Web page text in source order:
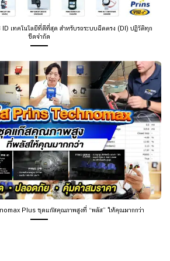
เทคโนโลยีที่ดีที่สุด สำหรับรถระบบฉีดตรง (DI) ปฏิวัติทุก
ขีดจำกัด
Plus ชุดแก๊สคุณภาพสูงที่ “พลัส” ให้คุณมากกว่า